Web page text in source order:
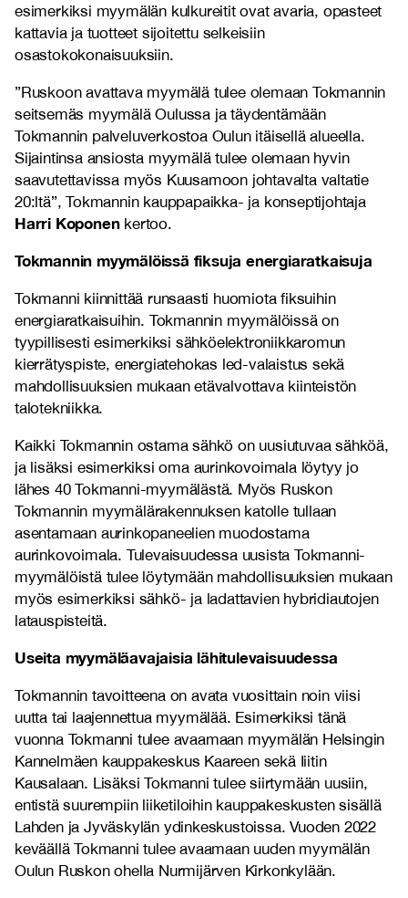
esimerkiksi myymälän kulkureitit ovat avaria, opasteet
kattavia ja tuotteet sijoitettu selkeisiin
osastokokonaisuuksiin.
”Ruskoon avattava myymälä tulee olemaan Tokmannin
seitsemäs myymälä Oulussa ja täydentämään
Tokmannin palveluverkostoa Oulun itäisellä alueella.
Sijaintinsa ansiosta myymälä tulee olemaan hyvin
saavutettavissa myös Kuusamoon johtavalta valtatie
20:ltä”, Tokmannin kauppapaikka- ja konseptijohtaja
Harri Koponenkertoo.
Tokmannin myymälöissä fiksuja energiaratkaisuja
Tokmanni kiinnittää runsaasti huomiota fiksuihin
energiaratkaisuihin. Tokmannin myymälöissä on
tyypillisesti esimerkiksi sähköelektroniikkaromun
kierrätyspiste, energiatehokas led-valaistus sekä
mahdollisuuksien mukaan etävalvottava kiinteistön
talotekniikka.
Kaikki Tokmannin ostama sähkö on uusiutuvaa sähköä,
ja lisäksi esimerkiksi oma aurinkovoimala löytyy jo
lähes 40 Tokmanni-myymälästä. Myös Ruskon
Tokmannin myymälärakennuksen katolle tullaan
asentamaan aurinkopaneelien muodostama
aurinkovoimala. Tulevaisuudessa uusista Tokmanni-
myymälöistä tulee löytymään mahdollisuuksien mukaan
myös esimerkiksi sähkö- ja ladattavien hybridiautojen
latauspisteitä.
Useita myymäläavajaisia lähitulevaisuudessa
Tokmannin tavoitteena on avata vuosittain noin viisi
uutta tai laajennettua myymälää. Esimerkiksi tänä
vuonna Tokmanni tulee avaamaan myymälän Helsingin
Kannelmäen kauppakeskus Kaareen sekä Iiitin
Kausalaan. Lisäksi Tokmanni tulee siirtymään uusiin,
entistä suurempiin liiketiloihin kauppakeskusten sisällä
Lahden ja Jyväskylän ydinkeskustoissa. Vuoden 2022
keväällä Tokmanni tulee avaamaan uuden myymälän
Oulun Ruskon ohella Nurmijärven Kirkonkylään.